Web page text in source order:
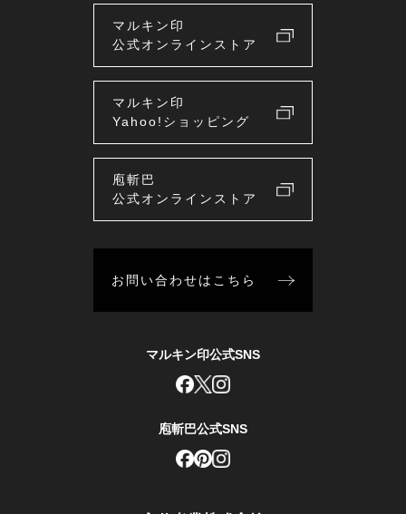
マルキン印
公式オンラインストア
マルキン印
Yahoo!ショッピング
庖斬巴
公式オンラインストア
お問い合わせはこちら
マルキン印公式SNS
庖斬巴公式SNS